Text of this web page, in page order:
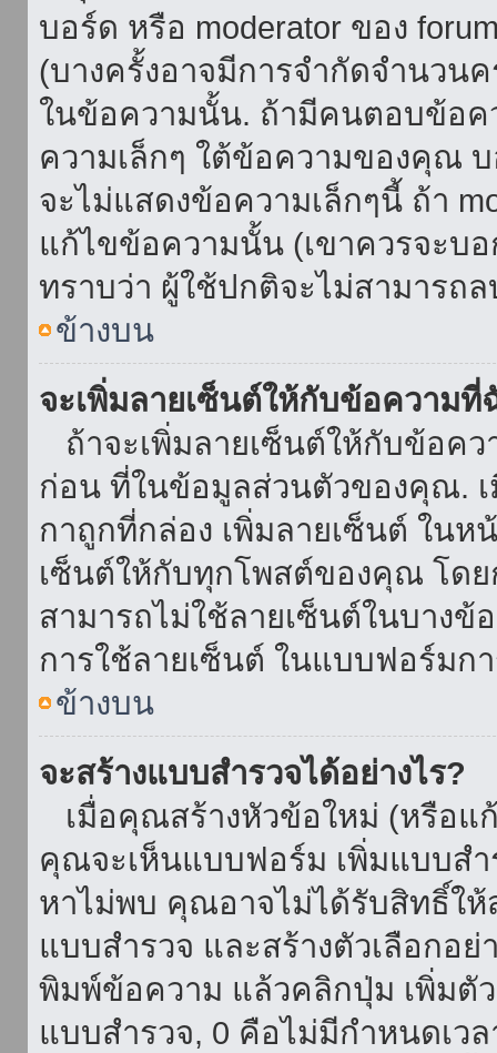
บอร์ด หรือ moderator ของ
(บางครั้งอาจมีการจำกัดจำนวน
ในข้อความนั้น. ถ้ามีคนตอบข้อ
ความเล็กๆ ใต้ข้อความของคุณ
จะไม่แสดงข้อความเล็กๆนี้ ถ้า
แก้ไขข้อความนั้น (เขาควรจะบ
ทราบว่า ผู้ใช้ปกติจะไม่สามารถ
ข้างบน
จะเพิ่มลายเซ็นต์ให้กับข้อความที่
ถ้าจะเพิ่มลายเซ็นต์ให้กับข้อค
ก่อน ที่ในข้อมูลส่วนตัวของคุณ.
กาถูกที่กล่อง เพิ่มลายเซ็นต์ ใน
เซ็นต์ให้กับทุกโพสต์ของคุณ โด
สามารถไม่ใช้ลายเซ็นต์ในบางข้
การใช้ลายเซ็นต์ ในแบบฟอร์มก
ข้างบน
จะสร้างแบบสำรวจได้อย่างไร?
เมื่อคุณสร้างหัวข้อใหม่ (หรือ
คุณจะเห็นแบบฟอร์ม เพิ่มแบบส
หาไม่พบ คุณอาจไม่ได้รับสิทธิ์ใ
แบบสำรวจ และสร้างตัวเลือกอย่
พิมพ์ข้อความ แล้วคลิกปุ่ม เพิ่มตั
แบบสำรวจ, 0 คือไม่มีกำหนดเว